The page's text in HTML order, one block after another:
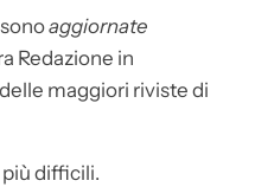
aggiornate
Redazione in
maggiori riviste di
difficili.